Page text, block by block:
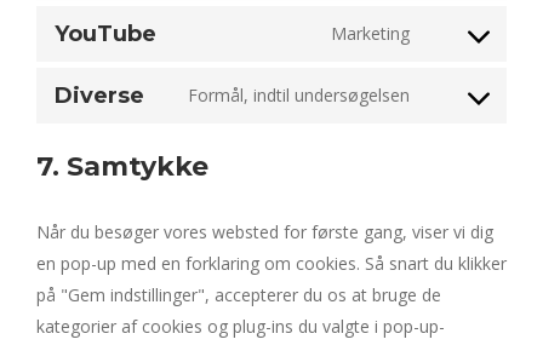
analytics
service
YouTube Marketing
Consent
service
Diverse Formål, indtil undersøgelsen
Consent
7. Samtykke
Når du besøger vores websted for første gang, viser vi dig
en pop-up med en forklaring om cookies. Så snart du klikker
på "Gem indstillinger", accepterer du os at bruge de
kategorier af cookies og plug-ins du valgte i pop-up-